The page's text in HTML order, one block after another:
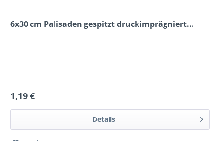
6x30 cm Palisaden gespitzt druckimprägniert...
1,19 €
Details